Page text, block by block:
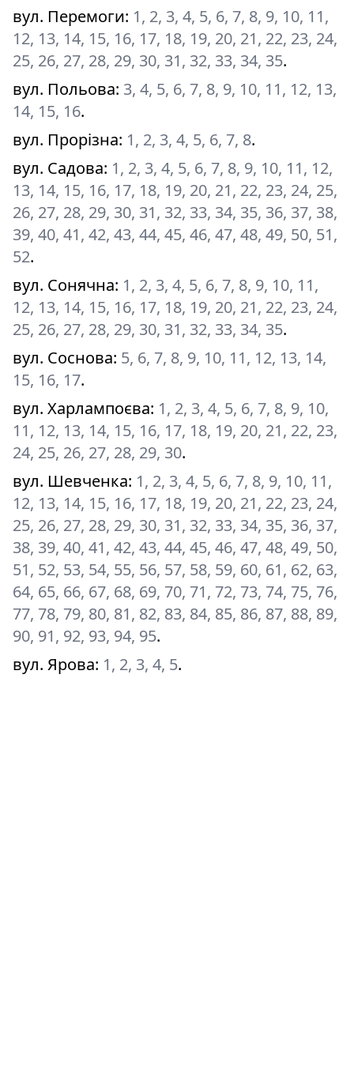
вул. Перемоги: 1, 2, 3, 4, 5, 6, 7, 8, 9, 10, 11,
12, 13, 14, 15, 16, 17, 18, 19, 20, 21, 22, 23, 24,
25, 26, 27, 28, 29, 30, 31, 32, 33, 34, 35.
вул. Польова: 3, 4, 5, 6, 7, 8, 9, 10, 11, 12, 13,
14, 15, 16.
вул. Прорізна: 1, 2, 3, 4, 5, 6, 7, 8.
вул. Садова: 1, 2, 3, 4, 5, 6, 7, 8, 9, 10, 11, 12,
13, 14, 15, 16, 17, 18, 19, 20, 21, 22, 23, 24, 25,
26, 27, 28, 29, 30, 31, 32, 33, 34, 35, 36, 37, 38,
39, 40, 41, 42, 43, 44, 45, 46, 47, 48, 49, 50, 51,
52.
вул. Сонячна: 1, 2, 3, 4, 5, 6, 7, 8, 9, 10, 11,
12, 13, 14, 15, 16, 17, 18, 19, 20, 21, 22, 23, 24,
25, 26, 27, 28, 29, 30, 31, 32, 33, 34, 35.
вул. Соснова: 5, 6, 7, 8, 9, 10, 11, 12, 13, 14,
15, 16, 17.
вул. Харлампоєва: 1, 2, 3, 4, 5, 6, 7, 8, 9, 10,
11, 12, 13, 14, 15, 16, 17, 18, 19, 20, 21, 22, 23,
24, 25, 26, 27, 28, 29, 30.
вул. Шевченка: 1, 2, 3, 4, 5, 6, 7, 8, 9, 10, 11,
12, 13, 14, 15, 16, 17, 18, 19, 20, 21, 22, 23, 24,
25, 26, 27, 28, 29, 30, 31, 32, 33, 34, 35, 36, 37,
38, 39, 40, 41, 42, 43, 44, 45, 46, 47, 48, 49, 50,
51, 52, 53, 54, 55, 56, 57, 58, 59, 60, 61, 62, 63,
64, 65, 66, 67, 68, 69, 70, 71, 72, 73, 74, 75, 76,
77, 78, 79, 80, 81, 82, 83, 84, 85, 86, 87, 88, 89,
90, 91, 92, 93, 94, 95.
вул. Ярова: 1, 2, 3, 4, 5.